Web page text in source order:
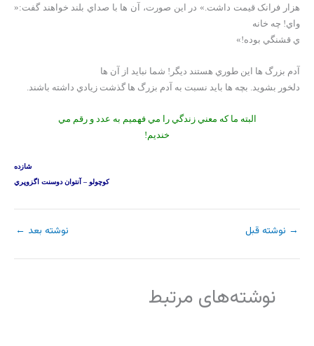
هزار فرانک قيمت داشت.» در اين صورت، آن ها با صداي بلند خواهند گفت:«
واي! چه خانه
ي قشنگي بوده!»
آدم بزرگ ها اين طوري هستند ديگر! شما نبايد از آن ها
دلخور بشويد. بچه ها بايد نسبت به آدم بزرگ ها گذشت زيادي داشته باشند.
البته ما که معني زندگي را مي فهميم به عدد و رقم مي
خنديم!
شازده
کوچولو – آنتوان دوسنت اگزوپري
→ نوشته قبل نوشته بعد ←
نوشته‌های مرتبط